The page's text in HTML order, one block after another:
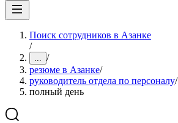
Поиск сотрудников в Азанке
/
... /
резюме в Азанке/
руководитель отдела по персоналу/
полный день